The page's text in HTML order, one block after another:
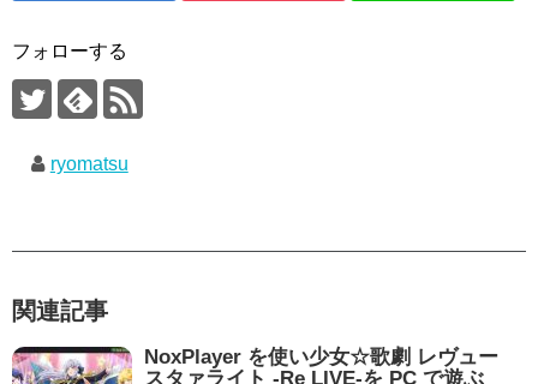
フォローする
ryomatsu
関連記事
NoxPlayer を使い少女☆歌劇 レヴュー
スタァライト -Re LIVE-を PC で遊ぶ